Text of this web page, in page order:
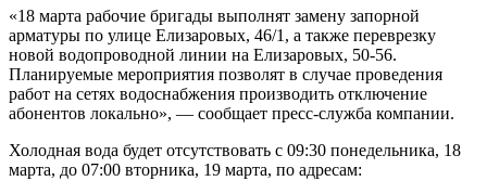
«18 марта рабочие бригады выполнят замену запорной
арматуры по улице Елизаровых, 46/1, а также переврезку
новой водопроводной линии на Елизаровых, 50-56.
Планируемые мероприятия позволят в случае проведения
работ на сетях водоснабжения производить отключение
абонентов локально», — сообщает пресс-служба компании.
Холодная вода будет отсутствовать с 09:30 понедельника, 18
марта, до 07:00 вторника, 19 марта, по адресам: